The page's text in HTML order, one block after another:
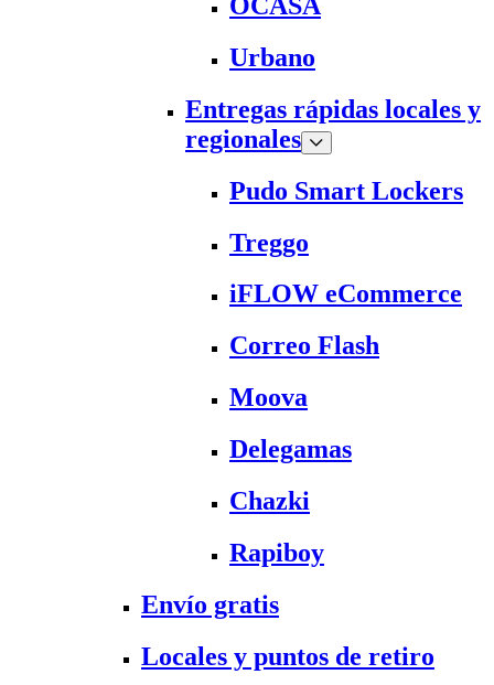
Urbano
Entregas rápidas locales y
regionales
Pudo Smart Lockers
Treggo
iFLOW eCommerce
Correo Flash
Moova
Delegamas
Chazki
Rapiboy
Envío gratis
Locales y puntos de retiro